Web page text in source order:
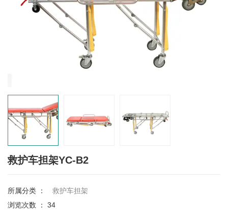
救护车担架YC-B2
所属分类 ：
救护车担架
浏览次数 ： 34